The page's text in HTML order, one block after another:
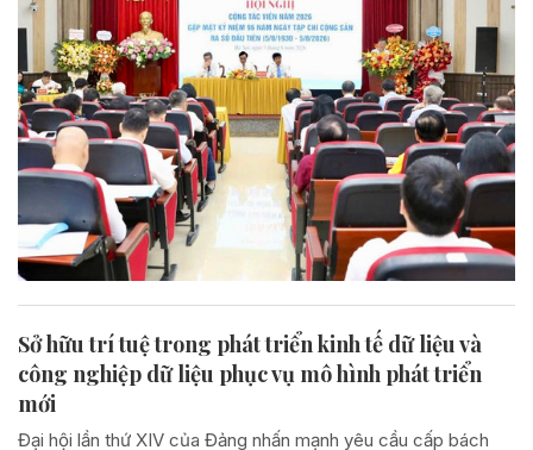
Sở hữu trí tuệ trong phát triển kinh tế dữ liệu và
công nghiệp dữ liệu phục vụ mô hình phát triển
mới
Đại hội lần thứ XIV của Đảng nhấn mạnh yêu cầu cấp bách